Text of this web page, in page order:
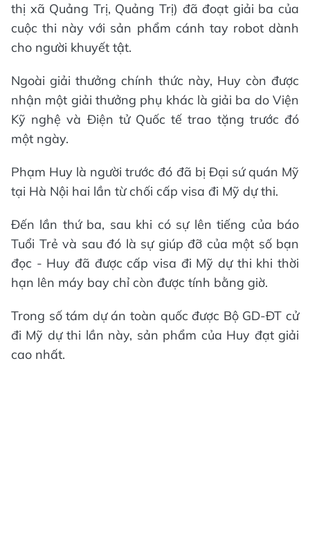
thị xã Quảng Trị, Quảng Trị) đã đoạt giải ba của
cuộc thi này với sản phẩm cánh tay robot dành
cho người khuyết tật.
Ngoài giải thưởng chính thức này, Huy còn được
nhận một giải thưởng phụ khác là giải ba do Viện
Kỹ nghệ và Điện tử Quốc tế trao tặng trước đó
một ngày.
Phạm Huy là người trước đó đã bị Đại sứ quán Mỹ
tại Hà Nội hai lần từ chối cấp visa đi Mỹ dự thi.
Đến lần thứ ba, sau khi có sự lên tiếng của báo
Tuổi Trẻ và sau đó là sự giúp đỡ của một số bạn
đọc - Huy đã được cấp visa đi Mỹ dự thi khi thời
hạn lên máy bay chỉ còn được tính bằng giờ.
Trong số tám dự án toàn quốc được Bộ GD-ĐT cử
đi Mỹ dự thi lần này, sản phẩm của Huy đạt giải
cao nhất.